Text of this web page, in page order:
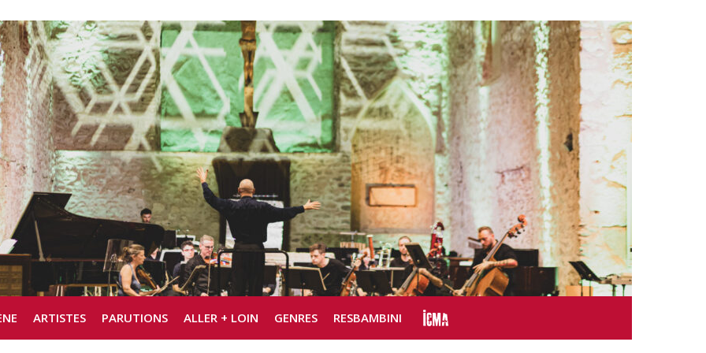
ARTISTES PARUTIONS ALLER + LOIN GENRES RESBAMBINI